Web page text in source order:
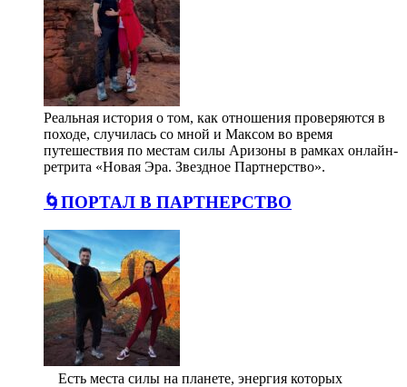
Реальная история о том, как отношения проверяются в
походе, случилась со мной и Максом во время
путешествия по местам силы Аризоны в рамках онлайн-
ретрита «Новая Эра. Звездное Партнерство».
🌀ПОРТАЛ В ПАРТНЕРСТВО
⠀ Есть места силы на планете, энергия которых